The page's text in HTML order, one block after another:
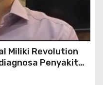
Miliki Revolution
Penyakit